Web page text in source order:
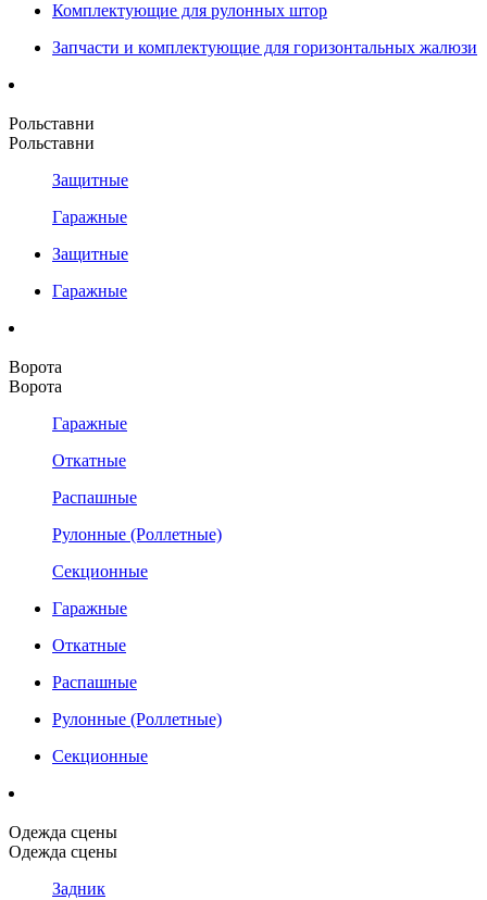
Комплектующие для рулонных штор
Запчасти и комплектующие для горизонтальных жалюзи
Рольставни
Рольставни
Защитные
Гаражные
Защитные
Гаражные
Ворота
Ворота
Гаражные
Откатные
Распашные
Рулонные (Роллетные)
Секционные
Гаражные
Откатные
Распашные
Рулонные (Роллетные)
Секционные
Одежда сцены
Одежда сцены
Задник